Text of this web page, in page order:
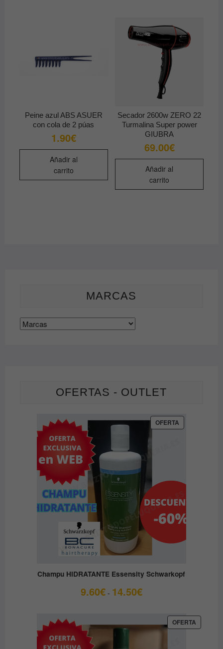
opciones
producto
Peine azul ABS ASUER
con cola de 2 púas
1.90€
Añadir al
carrito
Secador 2600w ZERO 22
Turmalina Super power
GIUBRA
69.00€
Añadir al
carrito
MARCAS
OFERTAS - OUTLET
OFERTAPRODUCTO
EN
Champu HIDRATANTE Essensity Schwarkopf
9.60€ - 14.50€Rango
9.60€
OFERTA
EN